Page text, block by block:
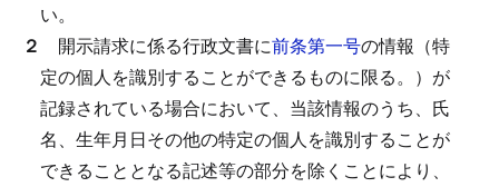
い。
２ 開示請求に係る行政文書に前条第一号の情報（特
定の個人を識別することができるものに限る。）が
記録されている場合において、当該情報のうち、氏
名、生年月日その他の特定の個人を識別することが
できることとなる記述等の部分を除くことにより、